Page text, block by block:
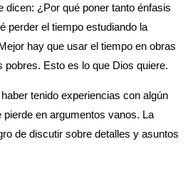
dicen: ¿Por qué poner tanto énfasis
perder el tiempo estudiando la
hay que usar el tiempo en obras
pobres. Esto es lo que Dios quiere.
tenido experiencias con algún
en argumentos vanos. La
de discutir sobre detalles y asuntos